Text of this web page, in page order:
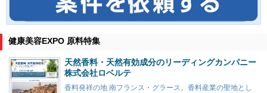
健康美容EXPO 原料特集
天然香料・天然有効成分のリーディングカンパニー
株式会社ロベルテ
香料発祥の地 南フランス・グラース。香料産業の聖地とし